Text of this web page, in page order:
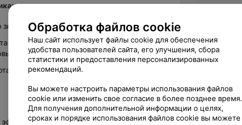
косметических средств ARTISTRY,
ARTISTRY.
эфирных масел DoTerra «Симфония
эфирных маслах бренда DoTerra. Владеет
Обработка файлов cookie
Наш сайт использует файлы cookie для обеспечения
удобства пользователей сайта, его улучшения, сбора
статистики и предоставления персонализированных
рекомендаций.
Вы можете настроить параметры использования файлов
cookie или изменить свое согласие в более позднее время.
Для получения дополнительной информации о целях,
сроках и порядке использования файлов cookie вы можете